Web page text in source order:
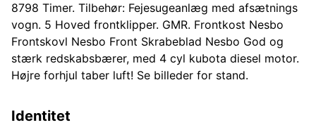
8798 Timer. Tilbehør: Fejesugeanlæg med afsætnings
vogn. 5 Hoved frontklipper. GMR. Frontkost Nesbo
Frontskovl Nesbo Front Skrabeblad Nesbo God og
stærk redskabsbærer, med 4 cyl kubota diesel motor.
Højre forhjul taber luft! Se billeder for stand.
Identitet